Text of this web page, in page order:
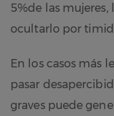
5%de las
ocultarlo por
En los casos más
pasar
graves puede